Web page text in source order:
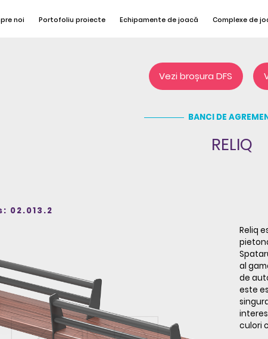
noi Portofoliu proiecte Echipamente de joacă Complexe de
Vezi broșura DFS
BĂNCI DE
RELIQ
02.013.2
Reliq
al
de
este
culori